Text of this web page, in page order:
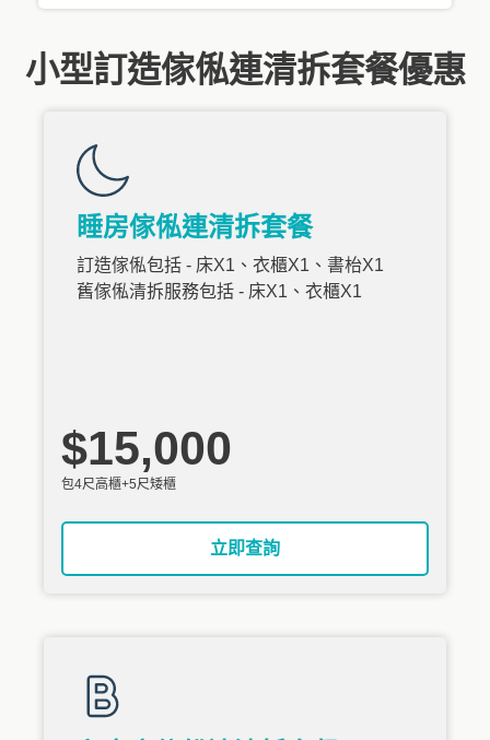
小型訂造傢俬連清拆套餐優惠
睡房傢俬連清拆套餐
訂造傢俬包括 - 床X1、衣櫃X1、書枱X1
舊傢俬清拆服務包括 - 床X1、衣櫃X1
$15,000
包4尺高櫃+5尺矮櫃
立即查詢